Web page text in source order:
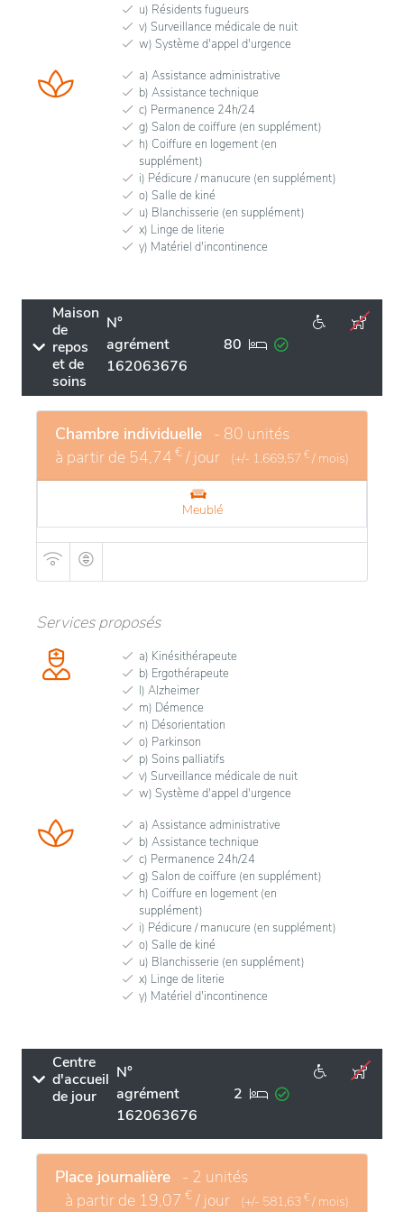
u) Résidents fugueurs
v) Surveillance médicale de nuit
w) Système d'appel d'urgence
a) Assistance administrative
b) Assistance technique
c) Permanence 24h/24
g) Salon de coiffure (en supplément)
h) Coiffure en logement (en
supplément)
i) Pédicure / manucure (en supplément)
o) Salle de kiné
u) Blanchisserie (en supplément)
x) Linge de literie
y) Matériel d'incontinence
Maison
de
repos
et de
soins
N°
agrément
162063676
80
Chambre individuelle - 80 unités
à partir de 54,74 € / jour (+/- 1.669,57 € / mois)
Meublé
Services proposés
a) Kinésithérapeute
b) Ergothérapeute
l) Alzheimer
m) Démence
n) Désorientation
o) Parkinson
p) Soins palliatifs
v) Surveillance médicale de nuit
w) Système d'appel d'urgence
a) Assistance administrative
b) Assistance technique
c) Permanence 24h/24
g) Salon de coiffure (en supplément)
h) Coiffure en logement (en
supplément)
i) Pédicure / manucure (en supplément)
o) Salle de kiné
u) Blanchisserie (en supplément)
x) Linge de literie
y) Matériel d'incontinence
Centre
d'accueil
de jour
N°
agrément
162063676
2
Place journalière - 2 unités
à partir de 19,07 € / jour (+/- 581,63 € / mois)